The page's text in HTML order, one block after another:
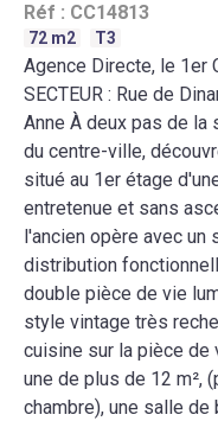
Réf : CC14813
72 m2 T3
Agence Directe, le 1er
SECTEUR : Rue de
Anne À deux pas de la
du centre-ville,
situé au 1er étage
entretenue et sans
l'ancien opère avec
distribution
double pièce de vie
style vintage très
cuisine sur la pièce de
une de plus de 12 m²,
chambre), une salle de